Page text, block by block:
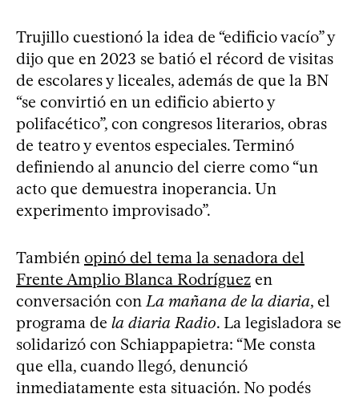
Trujillo cuestionó la idea de “edificio vacío” y
dijo que en 2023 se batió el récord de visitas
de escolares y liceales, además de que la BN
“se convirtió en un edificio abierto y
polifacético”, con congresos literarios, obras
de teatro y eventos especiales. Terminó
definiendo al anuncio del cierre como “un
acto que demuestra inoperancia. Un
experimento improvisado”.
También opinó del tema la senadora del
Frente Amplio Blanca Rodríguez en
conversación con La mañana de la diaria, el
programa de la diaria Radio. La legisladora se
solidarizó con Schiappapietra: “Me consta
que ella, cuando llegó, denunció
inmediatamente esta situación. No podés